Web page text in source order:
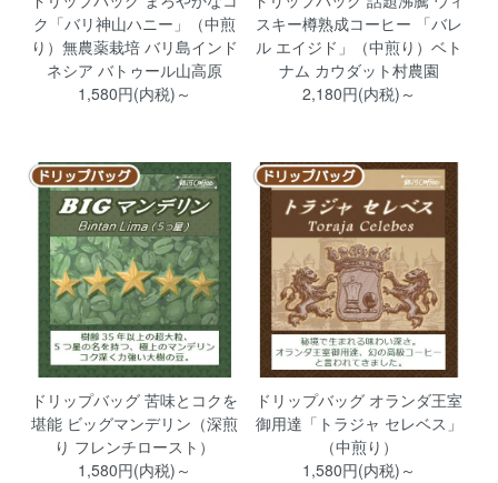
ク「バリ神山ハニー」（中煎
り）無農薬栽培 バリ島インド
ネシア バトゥール山高原
1,580円(内税)～
スキー樽熟成コーヒー 「バレ
ル エイジド」（中煎り）ベト
ナム カウダット村農園
2,180円(内税)～
ドリップバッグ 苦味とコクを
堪能 ビッグマンデリン（深煎
り フレンチロースト）
1,580円(内税)～
ドリップバッグ オランダ王室
御用達「トラジャ セレベス」
（中煎り）
1,580円(内税)～